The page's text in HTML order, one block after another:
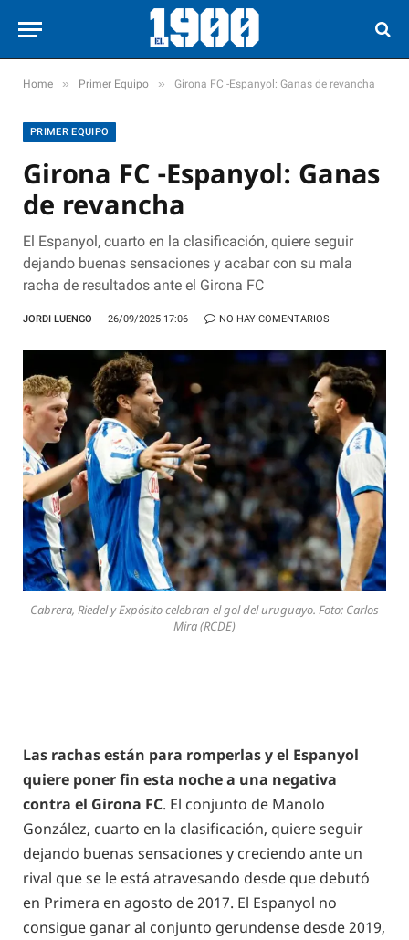
Home » Primer Equipo » Girona FC -Espanyol: Ganas de revancha
PRIMER EQUIPO
Girona FC -Espanyol: Ganas
de revancha
El Espanyol, cuarto en la clasificación, quiere seguir
dejando buenas sensaciones y acabar con su mala
racha de resultados ante el Girona FC
JORDI LUENGO 26/09/2025 17:06 NO HAY COMENTARIOS
Cabrera, Riedel y Expósito celebran el gol del uruguayo. Foto: Carlos
Mira (RCDE)
Las rachas están para romperlas y el Espanyol
quiere poner fin esta noche a una negativa
contra el Girona FC. El conjunto de Manolo
González, cuarto en la clasificación, quiere seguir
dejando buenas sensaciones y creciendo ante un
rival que se le está atravesando desde que debutó
en Primera en agosto de 2017. El Espanyol no
consigue ganar al conjunto gerundense desde 2019,